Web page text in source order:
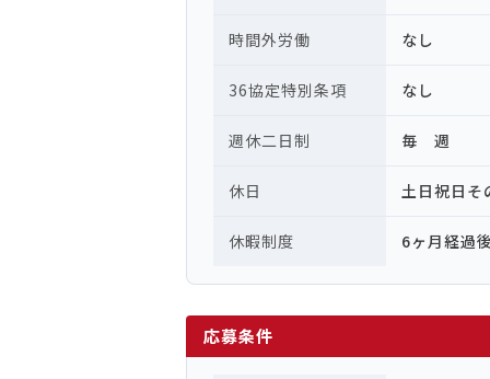
時間外労働 なし
36協定特別条項 なし
週休二日制 毎 週
休日 土日祝日そ
休暇制度 6ヶ月経過
応募条件